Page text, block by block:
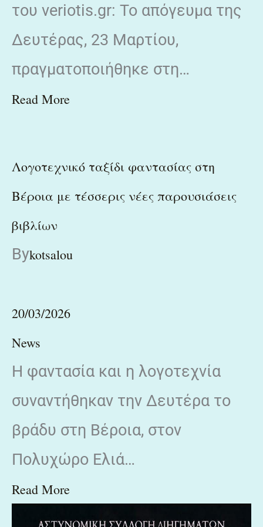
του veriotis.gr: Το απόγευμα της
Δευτέρας, 23 Μαρτίου,
πραγματοποιήθηκε στη…
Read More
Λογοτεχνικό ταξίδι φαντασίας στη
Βέροια με τέσσερις νέες παρουσιάσεις
βιβλίων
Bykotsalou
20/03/2026
News
Η φαντασία και η λογοτεχνία
συναντήθηκαν την Δευτέρα το
βράδυ στη Βέροια, στον
Πολυχώρο Ελιά…
Read More